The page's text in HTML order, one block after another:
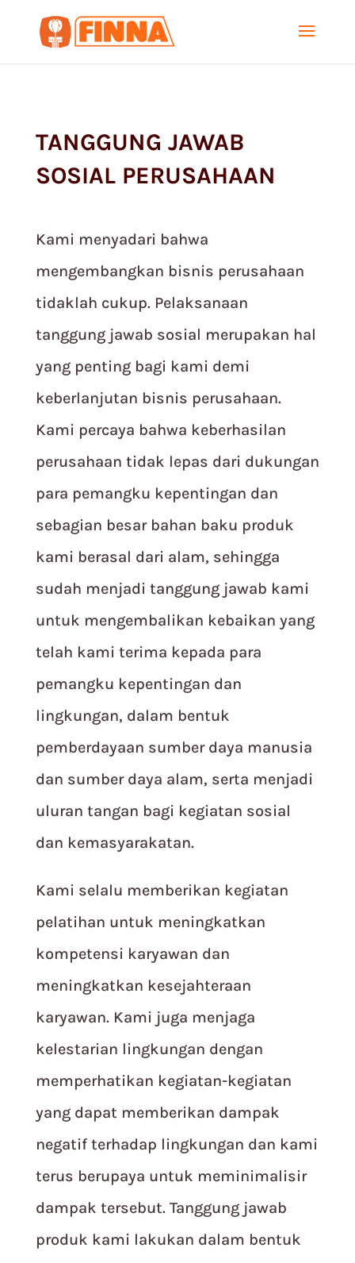
TANGGUNG JAWAB
SOSIAL PERUSAHAAN
Kami menyadari bahwa
mengembangkan bisnis perusahaan
tidaklah cukup. Pelaksanaan
tanggung jawab sosial merupakan hal
yang penting bagi kami demi
keberlanjutan bisnis perusahaan.
Kami percaya bahwa keberhasilan
perusahaan tidak lepas dari dukungan
para pemangku kepentingan dan
sebagian besar bahan baku produk
kami berasal dari alam, sehingga
sudah menjadi tanggung jawab kami
untuk mengembalikan kebaikan yang
telah kami terima kepada para
pemangku kepentingan dan
lingkungan, dalam bentuk
pemberdayaan sumber daya manusia
dan sumber daya alam, serta menjadi
uluran tangan bagi kegiatan sosial
dan kemasyarakatan.
Kami selalu memberikan kegiatan
pelatihan untuk meningkatkan
kompetensi karyawan dan
meningkatkan kesejahteraan
karyawan. Kami juga menjaga
kelestarian lingkungan dengan
memperhatikan kegiatan-kegiatan
yang dapat memberikan dampak
negatif terhadap lingkungan dan kami
terus berupaya untuk meminimalisir
dampak tersebut. Tanggung jawab
produk kami lakukan dalam bentuk